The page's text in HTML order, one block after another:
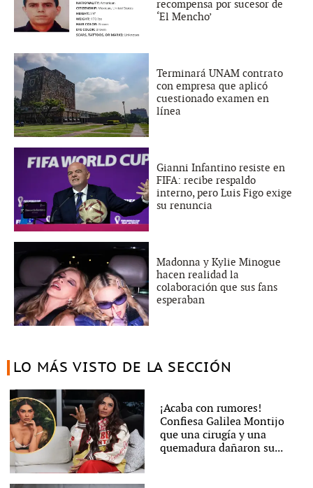
recompensa por sucesor de
‘El Mencho’
Terminará UNAM contrato
con empresa que aplicó
cuestionado examen en
línea
Gianni Infantino resiste en
FIFA: recibe respaldo
interno, pero Luis Figo exige
su renuncia
Madonna y Kylie Minogue
hacen realidad la
colaboración que sus fans
esperaban
LO MÁS VISTO DE LA SECCIÓN
¡Acaba con rumores!
Confiesa Galilea Montijo
que una cirugía y una
quemadura dañaron su...